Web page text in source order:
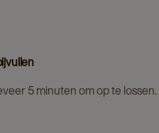
5 minuten om op te lossen.